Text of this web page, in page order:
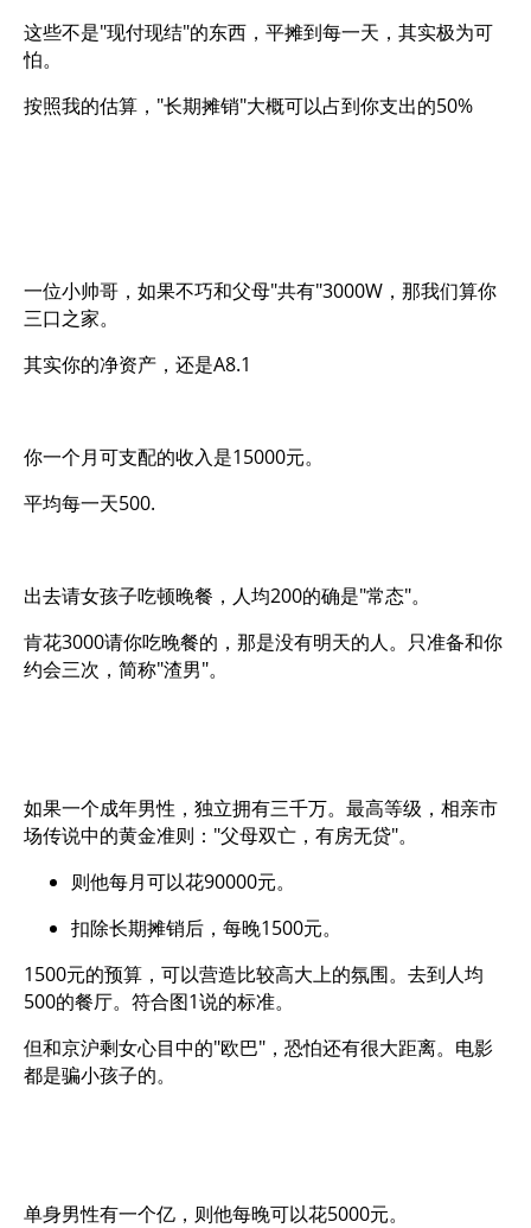
这些不是"现付现结"的东西，平摊到每一天，其实极为可
怕。
按照我的估算，"长期摊销"大概可以占到你支出的50%
一位小帅哥，如果不巧和父母"共有"3000W，那我们算你
三口之家。
其实你的净资产，还是A8.1
你一个月可支配的收入是15000元。
平均每一天500.
出去请女孩子吃顿晚餐，人均200的确是"常态"。
肯花3000请你吃晚餐的，那是没有明天的人。只准备和你
约会三次，简称"渣男"。
如果一个成年男性，独立拥有三千万。最高等级，相亲市
场传说中的黄金准则："父母双亡，有房无贷"。
则他每月可以花90000元。
扣除长期摊销后，每晚1500元。
1500元的预算，可以营造比较高大上的氛围。去到人均
500的餐厅。符合图1说的标准。
但和京沪剩女心目中的"欧巴"，恐怕还有很大距离。电影
都是骗小孩子的。
单身男性有一个亿，则他每晚可以花5000元。